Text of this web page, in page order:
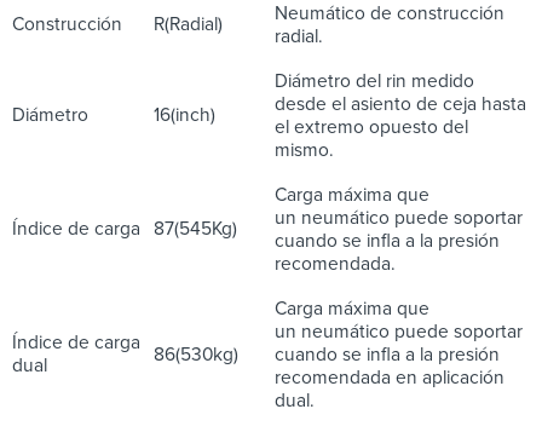
Construcción R(Radial)
Neumático de construcción
radial.
Diámetro 16(inch)
Diámetro del rin medido
desde el asiento de ceja hasta
el extremo opuesto del
mismo.
Índice de carga 87(545Kg)
Carga máxima que
un neumático puede soportar
cuando se infla a la presión
recomendada.
Índice de carga
dual
86(530kg)
Carga máxima que
un neumático puede soportar
cuando se infla a la presión
recomendada en aplicación
dual.